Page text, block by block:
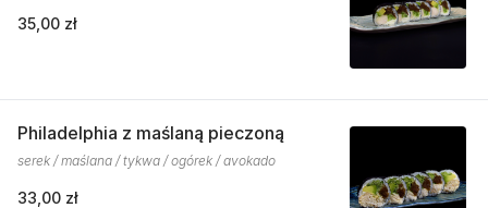
35,00 zł
Philadelphia z maślaną pieczoną
serek / maślana / tykwa / ogórek / avokado
33,00 zł